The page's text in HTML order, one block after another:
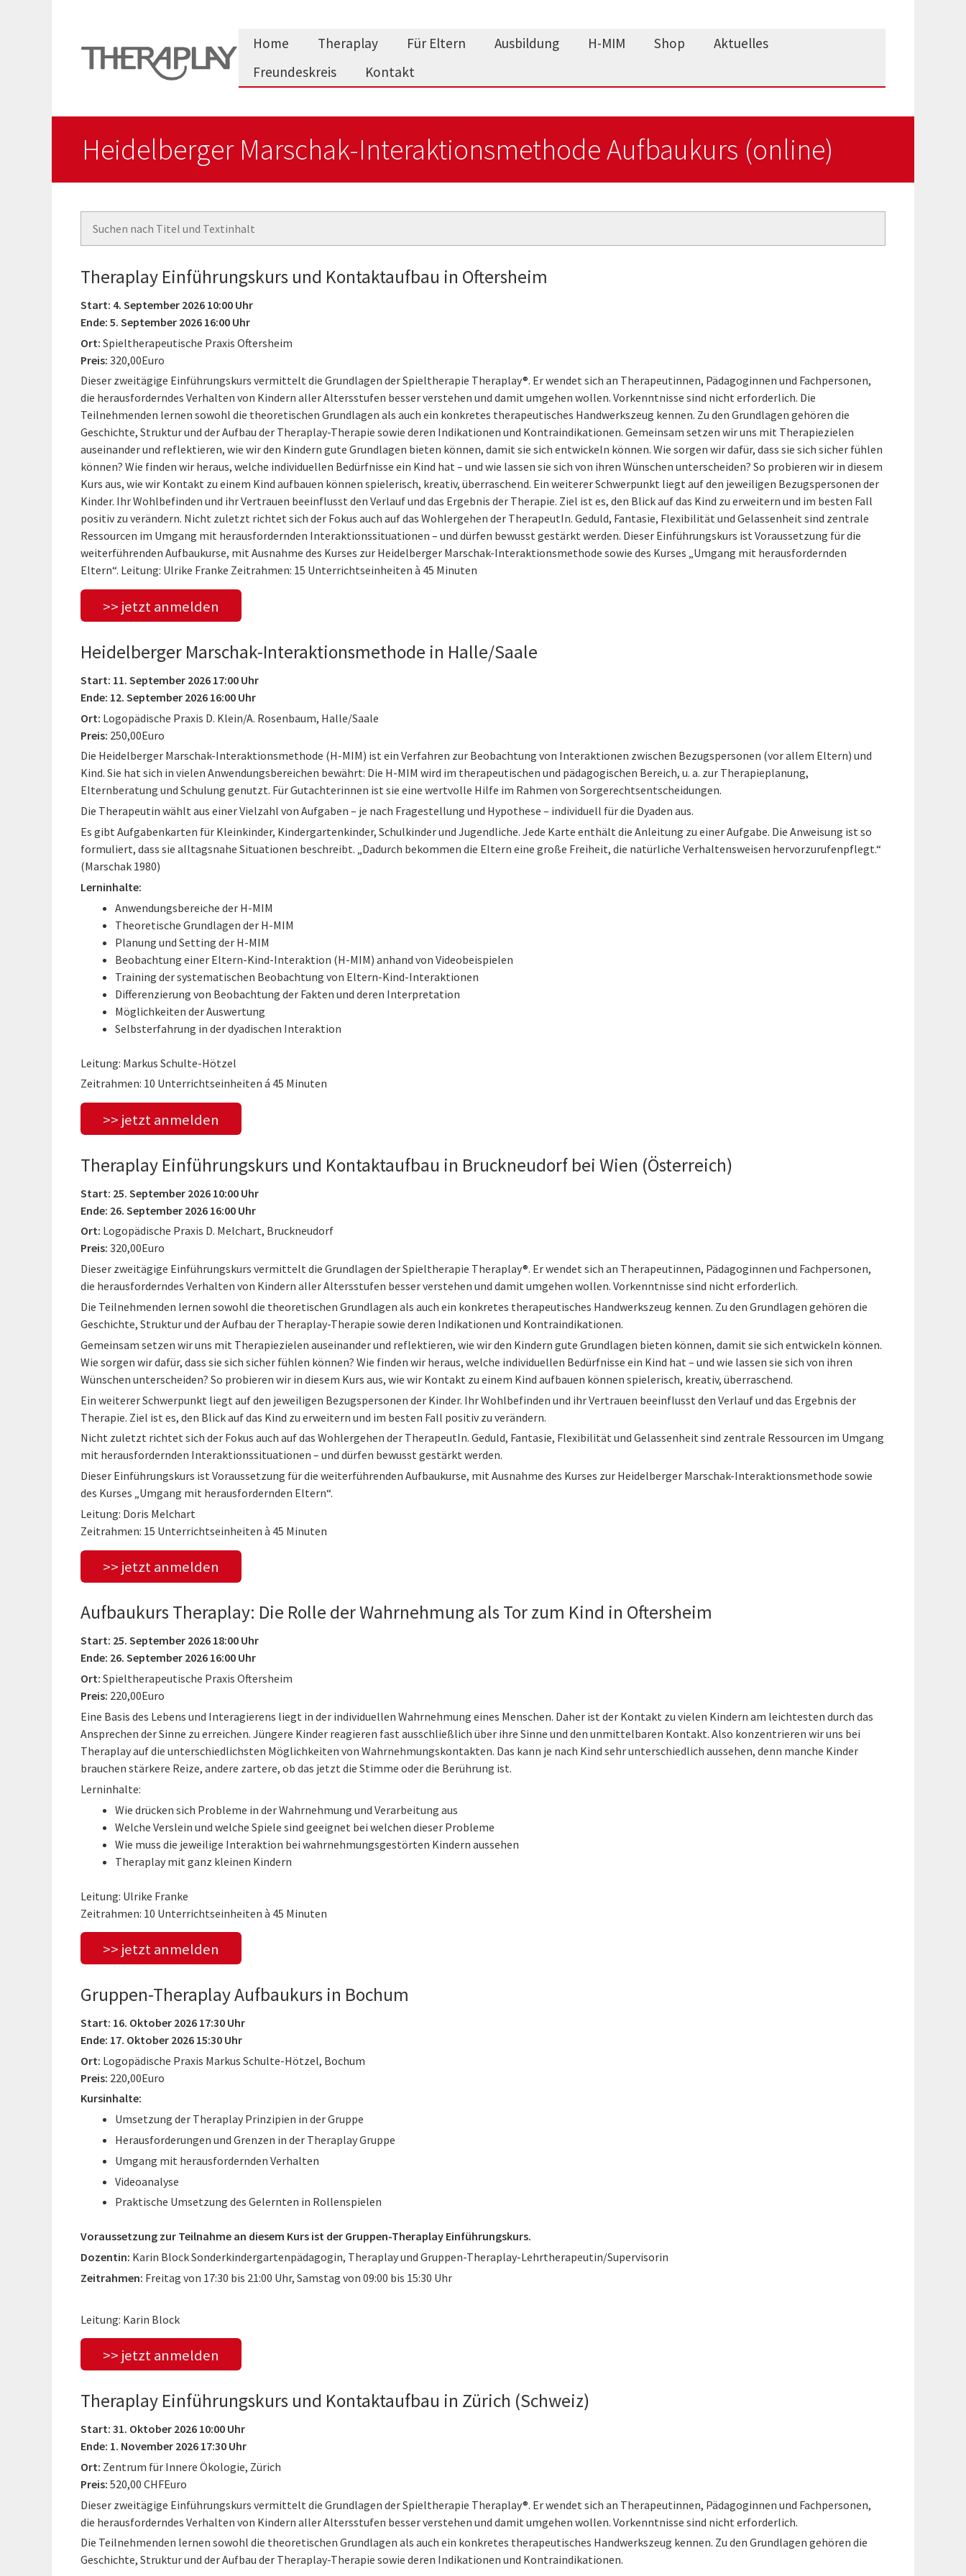
Home Theraplay Für Eltern Ausbildung H-MIM Shop
Aktuelles
Freundeskreis
Kontakt
Heidelberger Marschak-Interaktionsmethode Aufbaukurs (online)
Theraplay Einführungskurs und Kontaktaufbau in Oftersheim
Start: 4. September 2026 10:00 Uhr
Ende: 5. September 2026 16:00 Uhr
Ort: Spieltherapeutische Praxis Oftersheim
Preis: 320,00Euro
Dieser zweitägige Einführungskurs vermittelt die Grundlagen der Spieltherapie Theraplay®. Er wendet sich an Therapeutinnen, Pädagoginnen und Fachpersonen,
die herausforderndes Verhalten von Kindern aller Altersstufen besser verstehen und damit umgehen wollen. Vorkenntnisse sind nicht erforderlich. Die
Teilnehmenden lernen sowohl die theoretischen Grundlagen als auch ein konkretes therapeutisches Handwerkszeug kennen. Zu den Grundlagen gehören die
Geschichte, Struktur und der Aufbau der Theraplay-Therapie sowie deren Indikationen und Kontraindikationen. Gemeinsam setzen wir uns mit Therapiezielen
auseinander und reflektieren, wie wir den Kindern gute Grundlagen bieten können, damit sie sich entwickeln können. Wie sorgen wir dafür, dass sie sich sicher fühlen
können? Wie finden wir heraus, welche individuellen Bedürfnisse ein Kind hat – und wie lassen sie sich von ihren Wünschen unterscheiden? So probieren wir in diesem
Kurs aus, wie wir Kontakt zu einem Kind aufbauen können spielerisch, kreativ, überraschend. Ein weiterer Schwerpunkt liegt auf den jeweiligen Bezugspersonen der
Kinder. Ihr Wohlbefinden und ihr Vertrauen beeinflusst den Verlauf und das Ergebnis der Therapie. Ziel ist es, den Blick auf das Kind zu erweitern und im besten Fall
positiv zu verändern. Nicht zuletzt richtet sich der Fokus auch auf das Wohlergehen der TherapeutIn. Geduld, Fantasie, Flexibilität und Gelassenheit sind zentrale
Ressourcen im Umgang mit herausfordernden Interaktionssituationen – und dürfen bewusst gestärkt werden. Dieser Einführungskurs ist Voraussetzung für die
weiterführenden Aufbaukurse, mit Ausnahme des Kurses zur Heidelberger Marschak-Interaktionsmethode sowie des Kurses „Umgang mit herausfordernden
Eltern“. Leitung: Ulrike Franke Zeitrahmen: 15 Unterrichtseinheiten à 45 Minuten
>> jetzt anmelden
Heidelberger Marschak-Interaktionsmethode in Halle/Saale
Start: 11. September 2026 17:00 Uhr
Ende: 12. September 2026 16:00 Uhr
Ort: Logopädische Praxis D. Klein/A. Rosenbaum, Halle/Saale
Preis: 250,00Euro
Die Heidelberger Marschak-Interaktionsmethode (H-MIM) ist ein Verfahren zur Beobachtung von Interaktionen zwischen Bezugspersonen (vor allem Eltern) und
Kind. Sie hat sich in vielen Anwendungsbereichen bewährt: Die H-MIM wird im therapeutischen und pädagogischen Bereich, u. a. zur Therapieplanung,
Elternberatung und Schulung genutzt. Für Gutachterinnen ist sie eine wertvolle Hilfe im Rahmen von Sorgerechtsentscheidungen.
Die Therapeutin wählt aus einer Vielzahl von Aufgaben – je nach Fragestellung und Hypothese – individuell für die Dyaden aus.
Es gibt Aufgabenkarten für Kleinkinder, Kindergartenkinder, Schulkinder und Jugendliche. Jede Karte enthält die Anleitung zu einer Aufgabe. Die Anweisung ist so
formuliert, dass sie alltagsnahe Situationen beschreibt. „Dadurch bekommen die Eltern eine große Freiheit, die natürliche Verhaltensweisen hervorzurufenpflegt.“
(Marschak 1980)
Lerninhalte:
Anwendungsbereiche der H-MIM
Theoretische Grundlagen der H-MIM
Planung und Setting der H-MIM
Beobachtung einer Eltern-Kind-Interaktion (H-MIM) anhand von Videobeispielen
Training der systematischen Beobachtung von Eltern-Kind-Interaktionen
Differenzierung von Beobachtung der Fakten und deren Interpretation
Möglichkeiten der Auswertung
Selbsterfahrung in der dyadischen Interaktion
Leitung: Markus Schulte-Hötzel
Zeitrahmen: 10 Unterrichtseinheiten á 45 Minuten
>> jetzt anmelden
Theraplay Einführungskurs und Kontaktaufbau in Bruckneudorf bei Wien (Österreich)
Start: 25. September 2026 10:00 Uhr
Ende: 26. September 2026 16:00 Uhr
Ort: Logopädische Praxis D. Melchart, Bruckneudorf
Preis: 320,00Euro
Dieser zweitägige Einführungskurs vermittelt die Grundlagen der Spieltherapie Theraplay®. Er wendet sich an Therapeutinnen, Pädagoginnen und Fachpersonen,
die herausforderndes Verhalten von Kindern aller Altersstufen besser verstehen und damit umgehen wollen. Vorkenntnisse sind nicht erforderlich.
Die Teilnehmenden lernen sowohl die theoretischen Grundlagen als auch ein konkretes therapeutisches Handwerkszeug kennen. Zu den Grundlagen gehören die
Geschichte, Struktur und der Aufbau der Theraplay-Therapie sowie deren Indikationen und Kontraindikationen.
Gemeinsam setzen wir uns mit Therapiezielen auseinander und reflektieren, wie wir den Kindern gute Grundlagen bieten können, damit sie sich entwickeln können.
Wie sorgen wir dafür, dass sie sich sicher fühlen können? Wie finden wir heraus, welche individuellen Bedürfnisse ein Kind hat – und wie lassen sie sich von ihren
Wünschen unterscheiden? So probieren wir in diesem Kurs aus, wie wir Kontakt zu einem Kind aufbauen können spielerisch, kreativ, überraschend.
Ein weiterer Schwerpunkt liegt auf den jeweiligen Bezugspersonen der Kinder. Ihr Wohlbefinden und ihr Vertrauen beeinflusst den Verlauf und das Ergebnis der
Therapie. Ziel ist es, den Blick auf das Kind zu erweitern und im besten Fall positiv zu verändern.
Nicht zuletzt richtet sich der Fokus auch auf das Wohlergehen der TherapeutIn. Geduld, Fantasie, Flexibilität und Gelassenheit sind zentrale Ressourcen im Umgang
mit herausfordernden Interaktionssituationen – und dürfen bewusst gestärkt werden.
Dieser Einführungskurs ist Voraussetzung für die weiterführenden Aufbaukurse, mit Ausnahme des Kurses zur Heidelberger Marschak-Interaktionsmethode sowie
des Kurses „Umgang mit herausfordernden Eltern“.
Leitung: Doris Melchart
Zeitrahmen: 15 Unterrichtseinheiten à 45 Minuten
>> jetzt anmelden
Aufbaukurs Theraplay: Die Rolle der Wahrnehmung als Tor zum Kind in Oftersheim
Start: 25. September 2026 18:00 Uhr
Ende: 26. September 2026 16:00 Uhr
Ort: Spieltherapeutische Praxis Oftersheim
Preis: 220,00Euro
Eine Basis des Lebens und Interagierens liegt in der individuellen Wahrnehmung eines Menschen. Daher ist der Kontakt zu vielen Kindern am leichtesten durch das
Ansprechen der Sinne zu erreichen. Jüngere Kinder reagieren fast ausschließlich über ihre Sinne und den unmittelbaren Kontakt. Also konzentrieren wir uns bei
Theraplay auf die unterschiedlichsten Möglichkeiten von Wahrnehmungskontakten. Das kann je nach Kind sehr unterschiedlich aussehen, denn manche Kinder
brauchen stärkere Reize, andere zartere, ob das jetzt die Stimme oder die Berührung ist.
Lerninhalte:
Wie drücken sich Probleme in der Wahrnehmung und Verarbeitung aus
Welche Verslein und welche Spiele sind geeignet bei welchen dieser Probleme
Wie muss die jeweilige Interaktion bei wahrnehmungsgestörten Kindern aussehen
Theraplay mit ganz kleinen Kindern
Leitung: Ulrike Franke
Zeitrahmen: 10 Unterrichtseinheiten à 45 Minuten
>> jetzt anmelden
Gruppen-Theraplay Aufbaukurs in Bochum
Start: 16. Oktober 2026 17:30 Uhr
Ende: 17. Oktober 2026 15:30 Uhr
Ort: Logopädische Praxis Markus Schulte-Hötzel, Bochum
Preis: 220,00Euro
Kursinhalte:
Umsetzung der Theraplay Prinzipien in der Gruppe
Herausforderungen und Grenzen in der Theraplay Gruppe
Umgang mit herausfordernden Verhalten
Videoanalyse
Praktische Umsetzung des Gelernten in Rollenspielen
Voraussetzung zur Teilnahme an diesem Kurs ist der Gruppen-Theraplay Einführungskurs.
Dozentin: Karin Block Sonderkindergartenpädagogin, Theraplay und Gruppen-Theraplay-Lehrtherapeutin/Supervisorin
Zeitrahmen: Freitag von 17:30 bis 21:00 Uhr, Samstag von 09:00 bis 15:30 Uhr
Leitung: Karin Block
>> jetzt anmelden
Theraplay Einführungskurs und Kontaktaufbau in Zürich (Schweiz)
Start: 31. Oktober 2026 10:00 Uhr
Ende: 1. November 2026 17:30 Uhr
Ort: Zentrum für Innere Ökologie, Zürich
Preis: 520,00 CHFEuro
Dieser zweitägige Einführungskurs vermittelt die Grundlagen der Spieltherapie Theraplay®. Er wendet sich an Therapeutinnen, Pädagoginnen und Fachpersonen,
die herausforderndes Verhalten von Kindern aller Altersstufen besser verstehen und damit umgehen wollen. Vorkenntnisse sind nicht erforderlich.
Die Teilnehmenden lernen sowohl die theoretischen Grundlagen als auch ein konkretes therapeutisches Handwerkszeug kennen. Zu den Grundlagen gehören die
Geschichte, Struktur und der Aufbau der Theraplay-Therapie sowie deren Indikationen und Kontraindikationen.